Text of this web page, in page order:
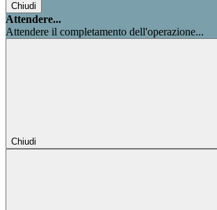
Chiudi
Attendere...
Attendere il completamento dell'operazione...
Chiudi